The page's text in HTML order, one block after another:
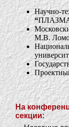
Научно-
“
М.В.
На
секции: